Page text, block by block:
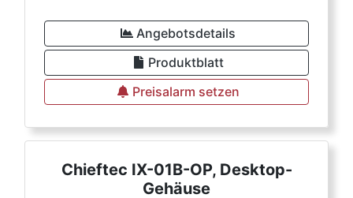
Angebotsdetails
Produktblatt
Preisalarm setzen
Chieftec IX-01B-OP, Desktop-
Gehäuse